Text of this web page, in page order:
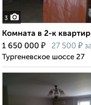
3
Комната в 2-к
1 650 000 ₽ 27 500 ₽
Тургеневское шоссе 27